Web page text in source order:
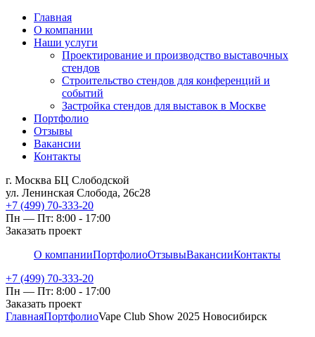
Главная
О компании
Наши услуги
Проектирование и производство выставочных
стендов
Строительство стендов для конференций и
событий
Застройка стендов для выставок в Москве
Портфолио
Отзывы
Вакансии
Контакты
г. Москва БЦ Слободской
ул. Ленинская Слобода, 26с28
+7 (499) 70-333-20
Пн — Пт: 8:00 - 17:00
Заказать проект
О компанииПортфолиоОтзывыВакансииКонтакты
+7 (499) 70-333-20
Пн — Пт: 8:00 - 17:00
Заказать проект
ГлавнаяПортфолиоVape Club Show 2025 Новосибирск